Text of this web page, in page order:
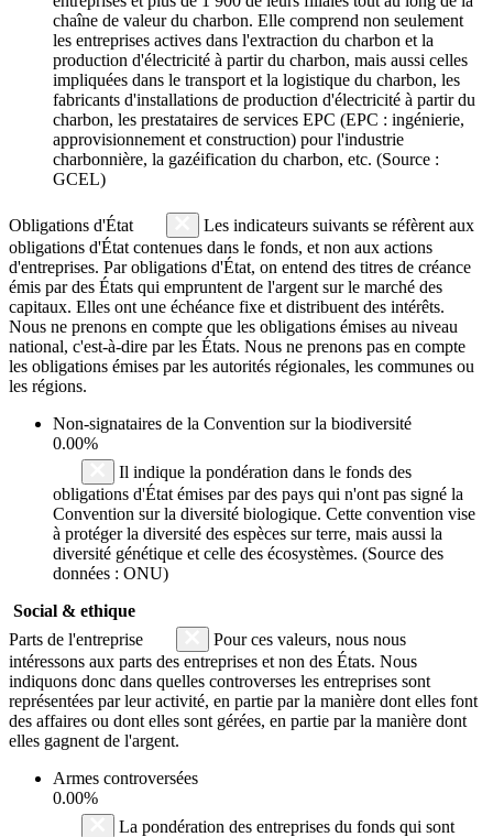
chaîne de valeur du charbon. Elle comprend non seulement
les entreprises actives dans l'extraction du charbon et la
production d'électricité à partir du charbon, mais aussi celles
impliquées dans le transport et la logistique du charbon, les
fabricants d'installations de production d'électricité à partir du
charbon, les prestataires de services EPC (EPC : ingénierie,
approvisionnement et construction) pour l'industrie
charbonnière, la gazéification du charbon, etc. (Source :
GCEL)
Obligations d'État
Les indicateurs suivants se réfèrent aux
obligations d'État contenues dans le fonds, et non aux actions
d'entreprises. Par obligations d'État, on entend des titres de créance
émis par des États qui empruntent de l'argent sur le marché des
capitaux. Elles ont une échéance fixe et distribuent des intérêts.
Nous ne prenons en compte que les obligations émises au niveau
national, c'est-à-dire par les États. Nous ne prenons pas en compte
les obligations émises par les autorités régionales, les communes ou
les régions.
Non-signataires de la Convention sur la biodiversité
0.00%
Il indique la pondération dans le fonds des
obligations d'État émises par des pays qui n'ont pas signé la
Convention sur la diversité biologique. Cette convention vise
à protéger la diversité des espèces sur terre, mais aussi la
diversité génétique et celle des écosystèmes. (Source des
données : ONU)
Social & ethique
Parts de l'entreprise
Pour ces valeurs, nous nous
intéressons aux parts des entreprises et non des États. Nous
indiquons donc dans quelles controverses les entreprises sont
représentées par leur activité, en partie par la manière dont elles font
des affaires ou dont elles sont gérées, en partie par la manière dont
elles gagnent de l'argent.
Armes controversées
0.00%
La pondération des entreprises du fonds qui sont